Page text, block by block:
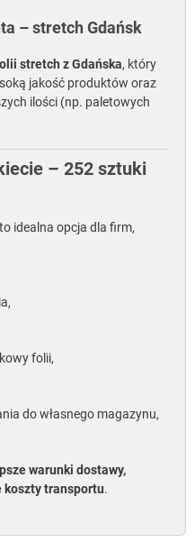
– stretch Gdańsk
stretch z Gdańska, który
jakość produktów oraz
ilości (np. paletowych
– 252 sztuki
idealna opcja dla firm,
folii,
do własnego magazynu,
warunki dostawy,
koszty transportu.